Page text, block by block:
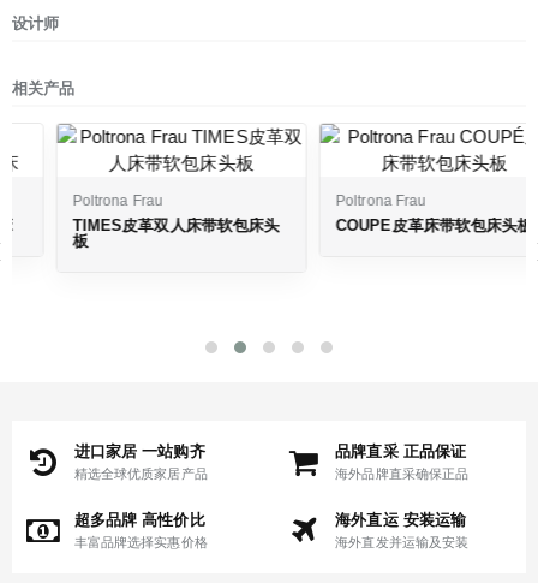
设计师
相关产品
Poltrona Frau
TIMES皮革双人床带软包床头
Poltrona Frau
COUPÉ皮革床带软包床头板
进口家居 一站购齐
精选全球优质家居产品
品牌直采 正品保证
海外品牌直采确保正品
超多品牌 高性价比
丰富品牌选择实惠价格
海外直运 安装运输
海外直发并运输及安装